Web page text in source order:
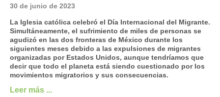
30 de junio de 2023
La Iglesia católica celebró el Día Internacional del Migrante.
Simultáneamente, el sufrimiento de miles de personas se
agudizó en las dos fronteras de México durante los
siguientes meses debido a las expulsiones de migrantes
organizadas por Estados Unidos, aunque tendríamos que
decir que todo el planeta está siendo cuestionado por los
movimientos migratorios y sus consecuencias.
Leer más ...